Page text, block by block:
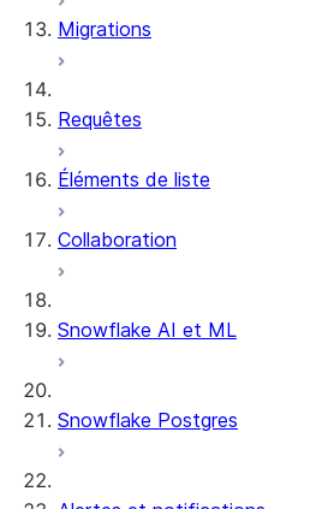
Tables dynamiques
DCM Projects
Projets dbt sur Snowflake
Migrations
Requêtes
Éléments de liste
Collaboration
Snowflake AI et ML
Snowflake Postgres